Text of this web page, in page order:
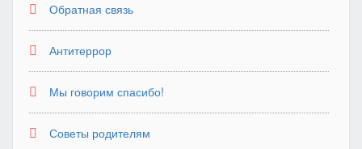
Обратная связь
Антитеррор
Мы говорим спасибо!
Советы родителям